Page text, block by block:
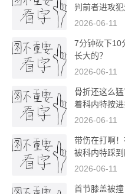
判前者进攻犯
2026-06-11
7分钟砍下10
长大的？
2026-06-11
骨折还这么
着科内特按
2026-06-11
带伤在打啊
被科内特踩
2026-06-11
首节膝盖被